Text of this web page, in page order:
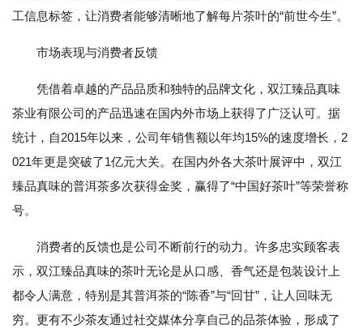
工信息标签，让消费者能够清晰地了解每片茶叶的“前世今生”。
市场表现与消费者反馈
凭借着卓越的产品品质和独特的品牌文化，双江臻品真味
茶业有限公司的产品迅速在国内外市场上获得了广泛认可。据
统计，自2015年以来，公司年销售额以年均15%的速度增长，2
021年更是突破了1亿元大关。在国内外各大茶叶展评中，双江
臻品真味的普洱茶多次获得金奖，赢得了“中国好茶叶”等荣誉称
号。
消费者的反馈也是公司不断前行的动力。许多忠实顾客表
示，双江臻品真味的茶叶无论是从口感、香气还是包装设计上
都令人满意，特别是其普洱茶的“陈香”与“回甘”，让人回味无
穷。更有不少茶友通过社交媒体分享自己的品茶体验，形成了